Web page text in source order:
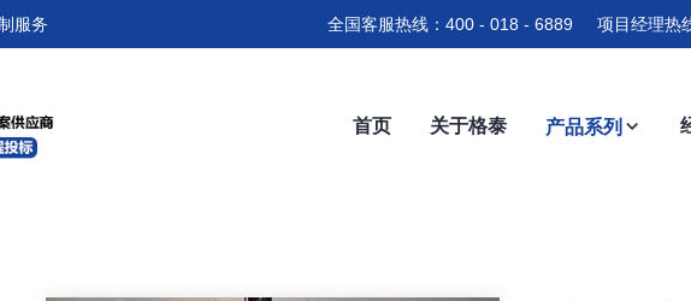
服务
首页 关于格泰 产品系列
全国客服热线：400 - 018 - 6889 项目经理热